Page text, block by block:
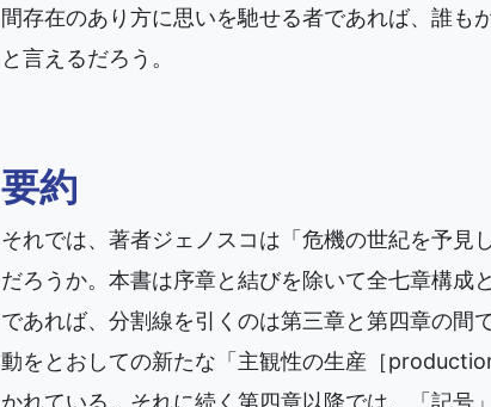
間存在のあり方に思いを馳せる者であれば、誰も
と言えるだろう。
要約
それでは、著者ジェノスコは「危機の世紀を予見
だろうか。本書は序章と結びを除いて全七章構成
であれば、分割線を引くのは第三章と第四章の間
動をとおしての新たな「主観性の生産［
かれている。それに続く第四章以降では、「記号